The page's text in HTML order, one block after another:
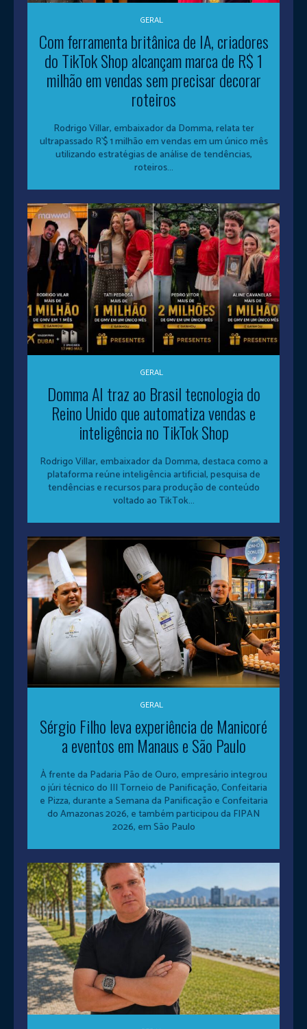
GERAL
Com ferramenta britânica de IA, criadores
do TikTok Shop alcançam marca de R$ 1
milhão em vendas sem precisar decorar
roteiros
Rodrigo Villar, embaixador da Domma, relata ter
ultrapassado R`$ 1 milhão em vendas em um único mês
utilizando estratégias de análise de tendências,
roteiros...
GERAL
Domma AI traz ao Brasil tecnologia do
Reino Unido que automatiza vendas e
inteligência no TikTok Shop
Rodrigo Villar, embaixador da Domma, destaca como a
plataforma reúne inteligência artificial, pesquisa de
tendências e recursos para produção de conteúdo
voltado ao TikTok...
GERAL
Sérgio Filho leva experiência de Manicoré
a eventos em Manaus e São Paulo
À frente da Padaria Pão de Ouro, empresário integrou
o júri técnico do III Torneio de Panificação, Confeitaria
e Pizza, durante a Semana da Panificação e Confeitaria
do Amazonas 2026, e também participou da FIPAN
2026, em São Paulo